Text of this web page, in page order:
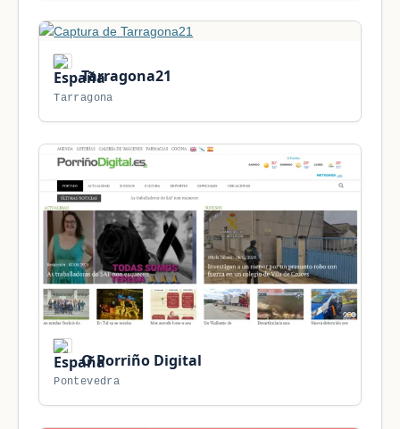
Tarragona21
Tarragona
O Porriño Digital
Pontevedra